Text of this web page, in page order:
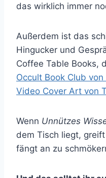
das wirklich immer
Außerdem ist das
Hingucker und
Coffee Table Books,
Occult Book Club
Video Cover Art von
Wenn Unnützes
dem Tisch liegt,
fängt an zu